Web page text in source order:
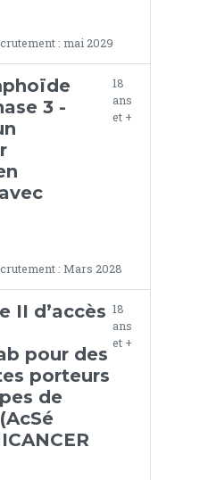
: mai 2029
3 -
18
ans
et +
: Mars 2028
II d’accès
pour des
porteurs
de
18
ans
et +